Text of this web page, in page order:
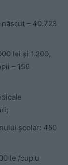
– 40.723
lei și 1.200,
– 156
şcolar: 450
lei/cuplu